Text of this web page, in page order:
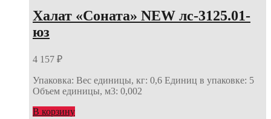
Халат «Соната» NEW лс-3125.01-
юз
4 157 ₽
Упаковка: Вес единицы, кг: 0,6 Единиц в упаковке: 5
Объем единицы, м3: 0,002
В корзину